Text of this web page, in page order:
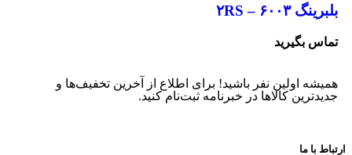
بلبرینگ ۶۰۰۳ – ۲RS
تماس بگیرید
همیشه اولین نفر باشید! برای اطلاع از آخرین تخفیف‌ها و
جدیدترین کالاها در خبرنامه ثبت‌نام کنید.
ارتباط با ما